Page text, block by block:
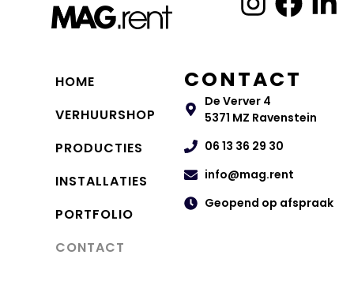
CONTACT
De Verver 4
5371 MZ Ravenstein
06 13 36 29 30
info@mag.rent
Geopend op afspraak
HOME
VERHUURSHOP
PRODUCTIES
INSTALLATIES
PORTFOLIO
CONTACT